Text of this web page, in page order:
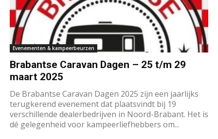
Evenementen & kampeerbeurzen
Brabantse Caravan Dagen – 25 t/m 29
maart 2025
De Brabantse Caravan Dagen 2025 zijn een jaarlijks
terugkerend evenement dat plaatsvindt bij 19
verschillende dealerbedrijven in Noord-Brabant. Het is
dé gelegenheid voor kampeerliefhebbers om...